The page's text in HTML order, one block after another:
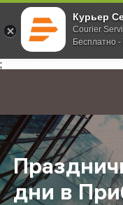
Курьер
Courier
Бесплатно
;
Главная О компании
дни в